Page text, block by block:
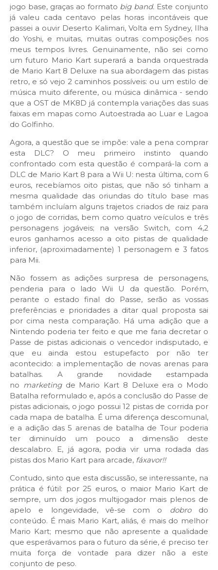
jogo base, graças ao formato big band. Este conjunto
já valeu cada centavo pelas horas incontáveis que
passei a ouvir Deserto Kalimari, Volta em Sydney, Ilha
do Yoshi, e muitas, muitas outras composições nos
meus tempos livres. Genuinamente, não sei como
um futuro Mario Kart superará a banda orquestrada
de Mario Kart 8 Deluxe na sua abordagem das pistas
retro, e só vejo 2 caminhos possíveis: ou um estilo de
música muito diferente, ou música dinâmica - sendo
que a OST de MK8D já contempla variações das suas
faixas em mapas como Autoestrada ao Luar e Lagoa
do Golfinho.
Agora, a questão que se impõe: vale a pena comprar
esta DLC? O meu primeiro instinto quando
confrontado com esta questão é compará-la com a
DLC de Mario Kart 8 para a Wii U: nesta última, com 6
euros, recebíamos oito pistas, que não só tinham a
mesma qualidade das oriundas do título base mas
também incluíam alguns trajetos criados de raiz para
o jogo de corridas, bem como quatro veículos e três
personagens jogáveis; na versão Switch, com 4,2
euros ganhamos acesso a oito pistas de qualidade
inferior, (aproximadamente) 1 personagem e 3 fatos
para Mii.
Não fossem as adições surpresa de personagens,
penderia para o lado Wii U da questão. Porém,
perante o estado final do Passe, serão as vossas
preferências e prioridades a ditar qual proposta sai
por cima nesta comparação. Há uma adição que a
Nintendo poderia ter feito e que me faria decretar o
Passe de pistas adicionais o vencedor indisputado, e
que eu ainda estou estupefacto por não ter
acontecido: a implementação de novas arenas para
batalhas. A grande novidade estampada
no marketing de Mario Kart 8 Deluxe era o Modo
Batalha reformulado e, após a conclusão do Passe de
pistas adicionais, o jogo possui 12 pistas de corrida por
cada mapa de batalha. É uma diferença descomunal,
e a adição das 5 arenas de batalha de Tour poderia
ter diminuído um pouco a dimensão deste
descalabro. E, já agora, podia vir uma rodada das
pistas dos Mario Kart para arcade, fáxavor!!
Contudo, sinto que esta discussão, se interessante, na
prática é fútil: por 25 euros, o maior Mario Kart de
sempre, um dos jogos multijogador mais plenos de
apelo e longevidade, vê-se com o dobro do
conteúdo. É mais Mario Kart, aliás, é mais do melhor
Mario Kart; mesmo que não apresente a qualidade
que esperávamos para o futuro da série, é preciso ter
muita força de vontade para dizer não a este
conjunto de peso.